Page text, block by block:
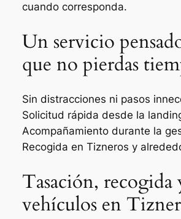
cuando corresponda.
Un servicio
que no pierdas
Sin distracciones ni pasos
Solicitud rápida desde la
Acompañamiento durante la
Recogida en Tizneros y
Tasación, recogida
vehículos en